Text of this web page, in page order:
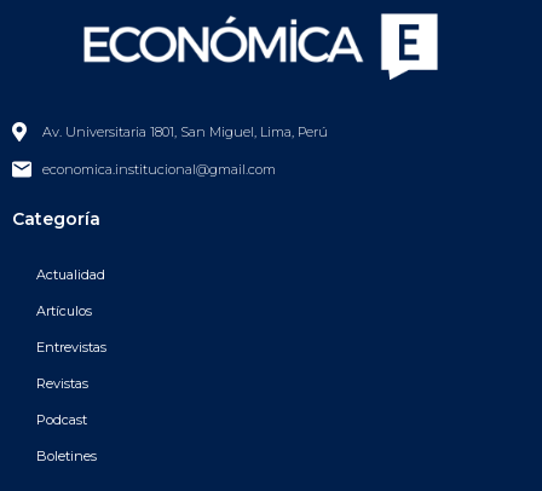
Av. Universitaria 1801, San Miguel, Lima, Perú
economica.institucional@gmail.com
Categoría
Actualidad
Artículos
Entrevistas
Revistas
Podcast
Boletines